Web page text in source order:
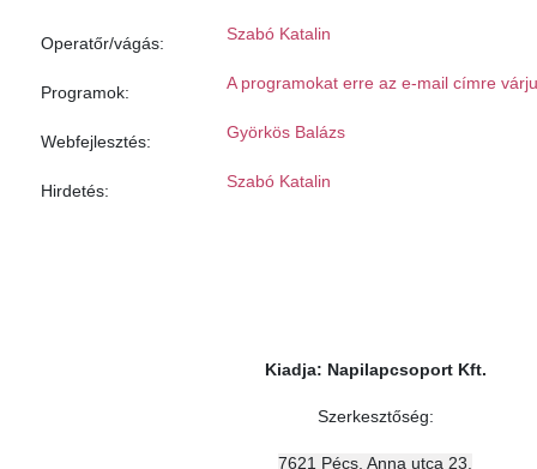
Operatőr/vágás: Szabó Katalin
Programok: A programokat erre az e-mail címre
Webfejlesztés: Györkös Balázs
Hirdetés: Szabó Katalin
Kiadja: Napilapcsoport Kft.
Szerkesztőség:
7621 Pécs, Anna utca 23.